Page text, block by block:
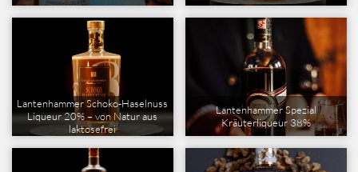
Lantenhammer Schoko-Haselnuss
Liqueur 20% – von Natur aus
laktosefrei
Lantenhammer Spezial
Kräuterliqueur 38%